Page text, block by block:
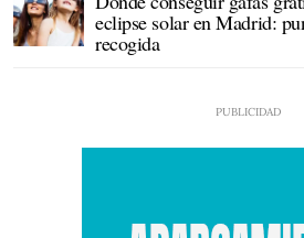
eclipse solar en Madrid:
recogida